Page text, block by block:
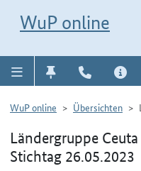
WuP online
WuP online Übersichten
Ländergruppe
Stichtag 26.05.2023